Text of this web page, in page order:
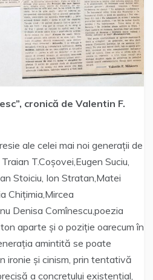
cronică de Valentin F.
ale celei mai noi generații de
T.Coșovei,Eugen Suciu,
Stoiciu, Ion Stratan,Matei
Chițimia,Mircea
Denisa Comînescu,poezia
aparte și o poziție oarecum în
amintită se poate
ironie și cinism, prin tentativă
a concretului existențial,